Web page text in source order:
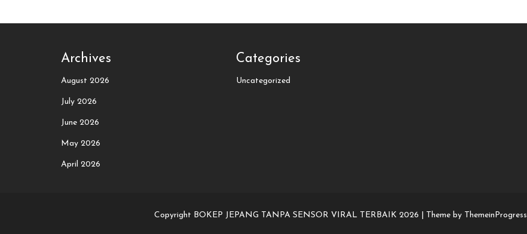
Archives
August 2026
July 2026
June 2026
May 2026
April 2026
Categories
Uncategorized
Copyright BOKEP JEPANG TANPA SENSOR VIRAL TERBAIK 2026 | Theme by ThemeinProgress